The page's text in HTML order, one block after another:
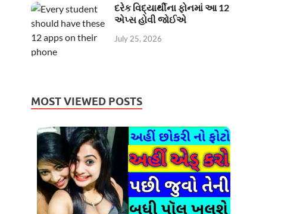
દરેક વિદ્યાર્થીના ફોનમાં આ 12
એપ્સ હોવી જોઈએ
July 25, 2026
MOST VIEWED POSTS